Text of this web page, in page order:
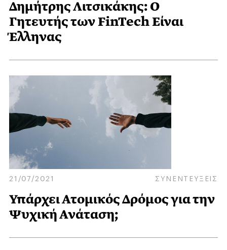
Δημήτρης Λιτσικάκης: Ο
Γητευτής των FinTech Είναι
Έλληνας
21/07/2021 ΣΥΝΕΝΤΕΥΞΕΙΣ
Υπάρχει Ατομικός Δρόμος για την
Ψυχική Ανάταση;